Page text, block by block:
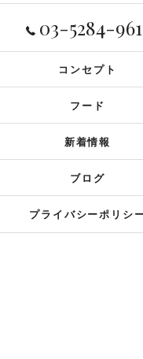
03-5284-
コンセプト
フード
新着情報
ブログ
プライバシーポリシ